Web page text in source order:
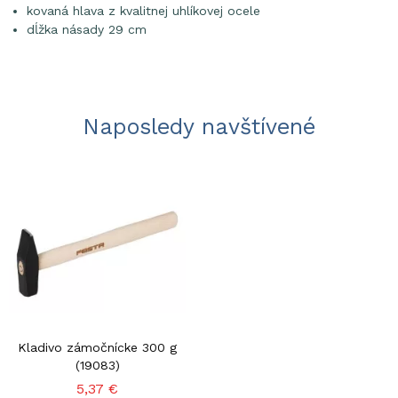
kovaná hlava z kvalitnej uhlíkovej ocele
dĺžka násady 29 cm
Naposledy navštívené
Kladivo zámočnícke 300 g
(19083)
5,37 €